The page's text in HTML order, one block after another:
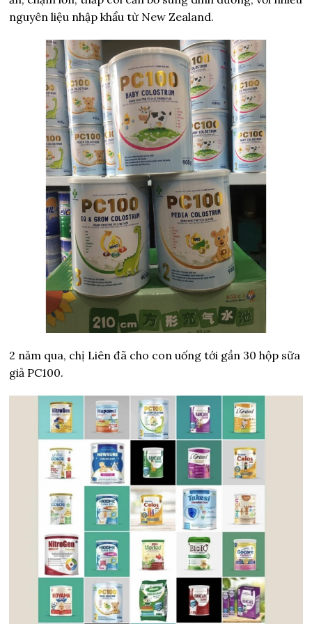
nguyên liệu nhập khẩu từ New Zealand.
2 năm qua, chị Liên đã cho con uống tới gần 30 hộp sữa
giả PC100.